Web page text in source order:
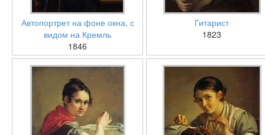
Автопортрет на фоне окна, с
видом на Кремль
1846
Гитарист
1823